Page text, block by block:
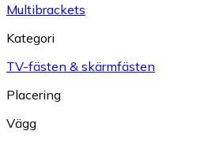
Multibrackets
Kategori
TV-fästen & skärmfästen
Placering
Vägg